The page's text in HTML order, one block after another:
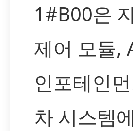
1#B00은
제어 모듈,
인포테인
차 시스템